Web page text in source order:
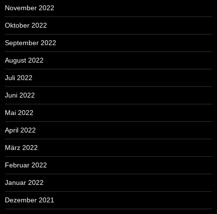
November 2022
Oktober 2022
September 2022
August 2022
Juli 2022
Juni 2022
Mai 2022
April 2022
März 2022
Februar 2022
Januar 2022
Dezember 2021